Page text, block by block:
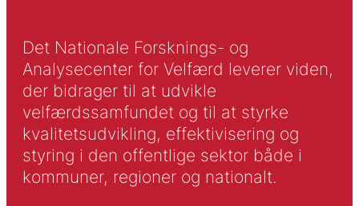
Det Nationale Forsknings- og
Analysecenter for Velfærd leverer viden,
der bidrager til at udvikle
velfærdssamfundet og til at styrke
kvalitetsudvikling, effektivisering og
styring i den offentlige sektor både i
kommuner, regioner og nationalt.